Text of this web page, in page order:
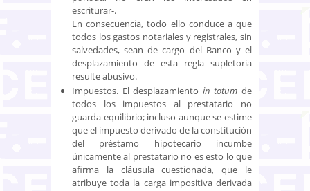
escriturar-.
En consecuencia, todo ello conduce a que
todos los gastos notariales y registrales, sin
salvedades, sean de cargo del Banco y el
desplazamiento de esta regla supletoria
resulte abusivo.
Impuestos. El desplazamiento in totum de
todos los impuestos al prestatario no
guarda equilibrio; incluso aunque se estime
que el impuesto derivado de la constitución
del préstamo hipotecario incumbe
únicamente al prestatario no es esto lo que
afirma la cláusula cuestionada, que le
atribuye toda la carga impositiva derivada